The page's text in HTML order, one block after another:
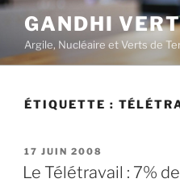
Aller
contenu
principal
GANDHI
Argile, Nucléaire et Verts de
ÉTIQUETTE :
PUBLIÉ
LE
17 JUIN 2008
Le Télétravail : 7%